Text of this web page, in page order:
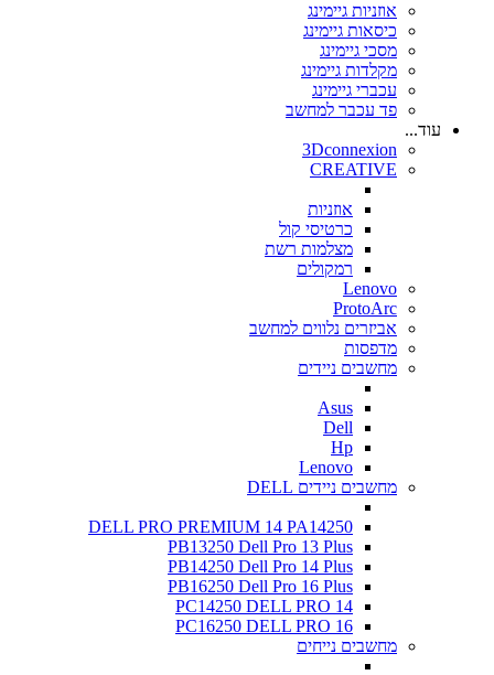
אוזניות גיימינג
כיסאות גיימינג
מסכי גיימינג
מקלדות גיימינג
עכברי גיימינג
פד עכבר למחשב
עוד...
3Dconnexion
CREATIVE
אוזניות
כרטיסי קול
מצלמות רשת
רמקולים
Lenovo
ProtoArc
אביזרים נלווים למחשב
מדפסות
מחשבים ניידים
Asus
Dell
Hp
Lenovo
מחשבים ניידים DELL
DELL PRO PREMIUM 14 PA14250
PB13250 Dell Pro 13 Plus
PB14250 Dell Pro 14 Plus
PB16250 Dell Pro 16 Plus
PC14250 DELL PRO 14
PC16250 DELL PRO 16
מחשבים נייחים